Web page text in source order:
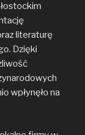
literaturę
Dzięki
wpłynęło na